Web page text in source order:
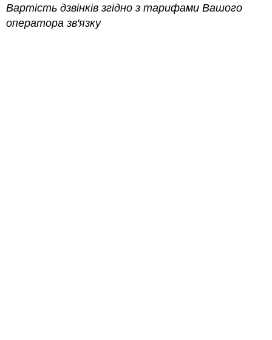
Вартість дзвінків згідно з тарифами Вашого
оператора зв'язку